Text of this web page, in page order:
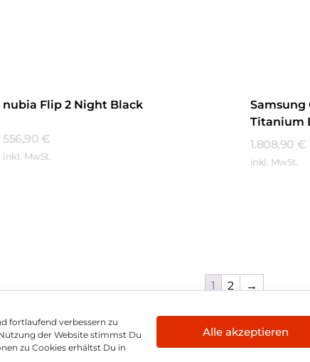
fortlaufend verbessern zu
der Website stimmst Du
zu Cookies erhältst Du in
Alle akzeptieren
nubia Flip 2 Night Black
556,90 €
inkl. MwSt.
Samsung
Titanium
1.808,90 €
inkl. MwSt.
1 2 →
Datenschutz Vertrag widerrufen